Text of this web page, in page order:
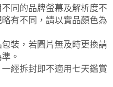
同的品牌螢幕及解析度不
有不同，請以實品顏色為
裝，若圖片無及時更換請
。
經拆封即不適用七天鑑賞